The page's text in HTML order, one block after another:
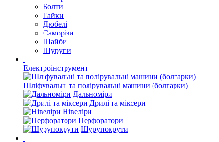
Болти
Гайки
Дюбелі
Саморізи
Шайби
Шурупи
Електроінструмент
Шліфувальні та полірувальні машини (болгарки)
Дальноміри
Дрилі та міксери
Нівеліри
Перфоратори
Шурупокрути